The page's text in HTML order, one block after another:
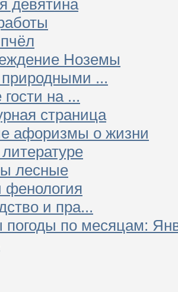
девятина
Ноземы
...
на ...
страница
афоризмы о жизни
лесные
фенология
и пра...
по месяцам: